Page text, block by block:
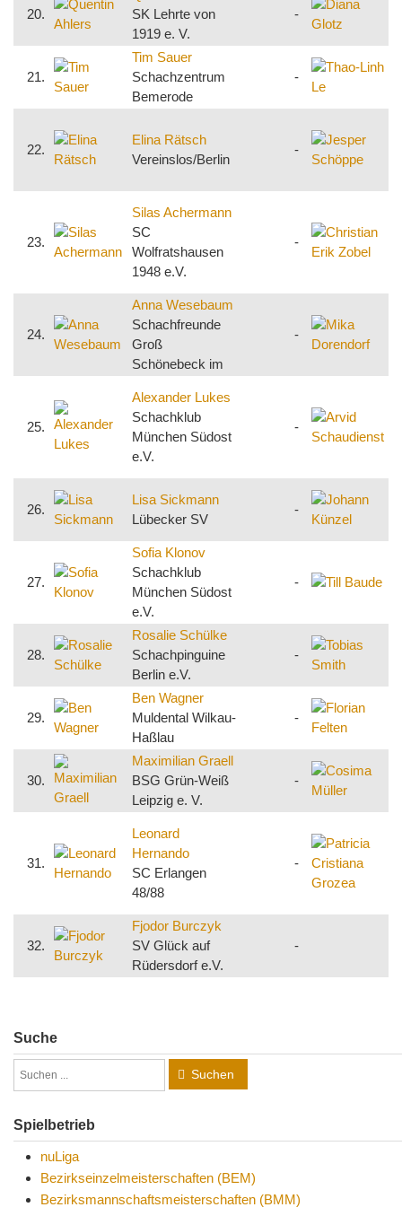
20.
SK Lehrte von
1919 e. V.
-
21.
Tim Sauer
Schachzentrum
Bemerode
-
22.
Elina Rätsch
Vereinslos/Berlin
-
23.
Silas Achermann
SC
Wolfratshausen
1948 e.V.
-
24.
Anna Wesebaum
Schachfreunde
Groß
Schönebeck im
-
25.
Alexander Lukes
Schachklub
München Südost
e.V.
-
26.
Lisa Sickmann
Lübecker SV
-
27.
Sofia Klonov
Schachklub
München Südost
e.V.
-
28.
Rosalie Schülke
Schachpinguine
Berlin e.V.
-
29.
Ben Wagner
Muldental Wilkau-
Haßlau
-
30.
Maximilian Graell
BSG Grün-Weiß
Leipzig e. V.
-
31.
Leonard
Hernando
SC Erlangen
48/88
-
32.
Fjodor Burczyk
SV Glück auf
Rüdersdorf e.V.
-
Suche
Suchen
Spielbetrieb
nuLiga
Bezirkseinzelmeisterschaften (BEM)
Bezirksmannschaftsmeisterschaften (BMM)